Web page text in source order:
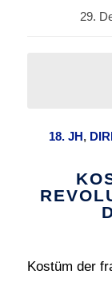
29.
18. JH,
Kostüm der